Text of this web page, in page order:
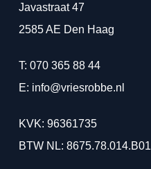
Javastraat 47
2585 AE Den Haag
T: 070 365 88 44
E: info@vriesrobbe.nl
KVK: 96361735
BTW NL: 8675.78.014.B01